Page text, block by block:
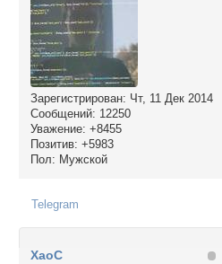
Зарегистрирован: Чт, 11 Дек 2014
Сообщений: 12250
Уважение: +8455
Позитив: +5983
Пол: Мужской
Telegram
ХаоС